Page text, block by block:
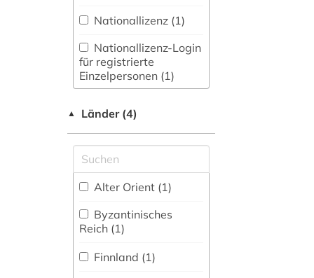
(0)
Natur- und
Umweltschutz (0)
Pädagogik (0)
Patente (0)
Philosophie (1)
Physik (0)
Politologie (0)
Psychologie (0)
Nationallizenz (1)
Nationallizenz-Login
für registrierte
Einzelpersonen (1)
▲ Länder (4)
Alter Orient (1)
Byzantinisches
Reich (1)
Finnland (1)